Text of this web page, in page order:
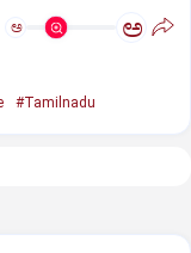
ಅ ಅ
#Tamilnadu